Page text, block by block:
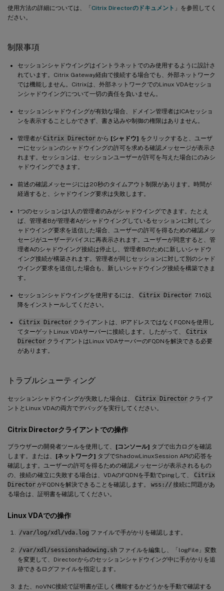
使用方法の詳細については、「 Citrix Directorのドキュメント 」を参照してく
ださい。
制限事項
セッションシャドウイングはイントラネットでのみ使用するように設計さ
れています。Citrix Gateway経由で接続する場合でも、外部ネットワーク
では機能しません。Citrixは、外部ネットワークでのLinux VDAセッショ
ンシャドウイングについて一切の責任を負いません。
セッションシャドウイングが有効な場合、ドメイン管理者はICAセッショ
ンを表示することしかできず、書き込みや制御の権限はありません。
管理者が Citrix Director から [シャドウ] をクリックすると、ユーザ
ーにセッションのシャドウイングの許可を求める確認メッセージが表示さ
れます。セッションは、セッションユーザーが許可を与えた場合にのみシ
ャドウイングできます。
前述の確認メッセージには20秒のタイムアウト制限があります。時間が
経過すると、シャドウイング要求は失敗します。
1つのセッションは1人の管理者のみがシャドウイングできます。たとえ
ば、管理者Bが管理者Aがシャドウイングしているセッションに対してシ
ャドウイング要求を送信した場合、ユーザーの許可を得るための確認メッ
セージがユーザーデバイスに再表示されます。ユーザーが同意すると、管
理者Aのシャドウイング接続は停止し、管理者Bのために新しいシャドウ
イング接続が構築されます。管理者が同じセッションに対して別のシャド
ウイング要求を送信した場合も、新しいシャドウイング接続を構築できま
す。
セッションシャドウイングを使用するには、 Citrix Director 7.16以
降をインストールしてください。
Citrix Director クライアントは、IPアドレスではなくFQDNを使用し
てターゲットLinux VDAサーバーに接続します。したがって、
Citrix
Director クライアントはLinux VDAサーバーのFQDNを解決できる必要
があります。
トラブルシューティング
セッションシャドウイングが失敗した場合は、 Citrix Director クライア
ントとLinux VDAの両方でデバッグを実行してください。
Citrix Directorクライアントでの操作
ブラウザーの開発者ツールを使用して、 [コンソール] タブで出力ログを確認
します。または、 [ネットワーク] タブでShadowLinuxSession APIの応答を
確認します。ユーザーの許可を得るための確認メッセージが表示されるもの
の、接続の確立に失敗する場合は、VDAのFQDNを手動でpingして、
Citrix
Director がFQDNを解決できることを確認します。 wss:// 接続に問題があ
る場合は、証明書を確認してください。
Linux VDAでの操作
/var/log/xdl/vda.log ファイルで手がかりを確認します。
/var/xdl/sessionshadowing.sh ファイルを編集し、「logFile」変数
を変更して、Directorからのセッションシャドウイング中に手がかりを追
跡できるログファイルを指定します。
また、noVNC接続で証明書が正しく機能するかどうかを手動で確認する